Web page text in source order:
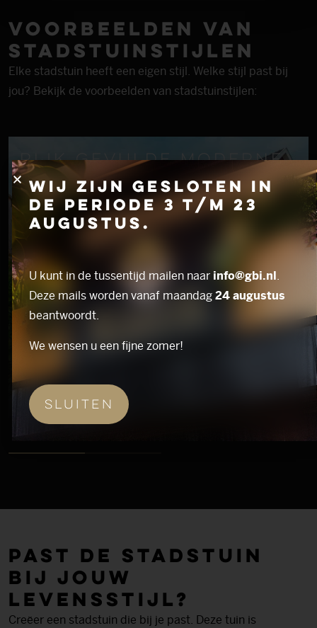
Voorbeelden van
stads­tuin­stijlen
Elke stadstuin heeft een eigen stijl. Welke stijl past bij
jou? Bekijk de voorbeelden van stadstuinstijlen:
Rijk gevulde moderne
stadstuin in Westland
Een weelderige groene tuin, passend in de stadse
omgeving, rondom dit moderne huis. Er is gekozen
voor een veranda evenals een overdekt terras om op
buitenleven met het gezin.
Bekijk het resultaat
Past de stadstuin
bij jouw
levensstijl?
Creëer een stadstuin die bij je past. Deze tuin is
Wij zijn gesloten in
de periode 3 t/m 23
augustus.
U kunt in de tussentijd mailen naar info@gbi.nl .
Deze mails worden vanaf maandag24 augustus
beantwoordt.
We wensen u een fijne zomer!
Sluiten